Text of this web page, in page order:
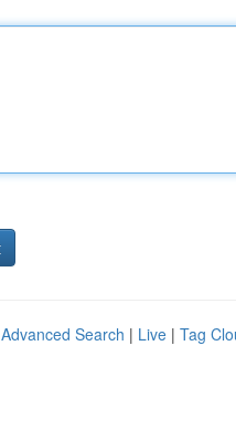
Advanced Search | Live | Tag